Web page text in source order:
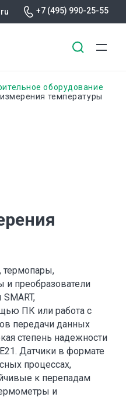
+7 (495) 990-25-55
оборудование
температуры
термопары,
и преобразователи
ПК или работа с
передачи данных
степень надежности
Датчики в формате
процессах,
к перепадам
и